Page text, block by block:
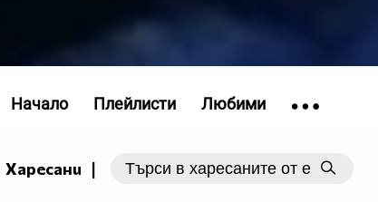
Харесани |
Начало Плейлисти Любими